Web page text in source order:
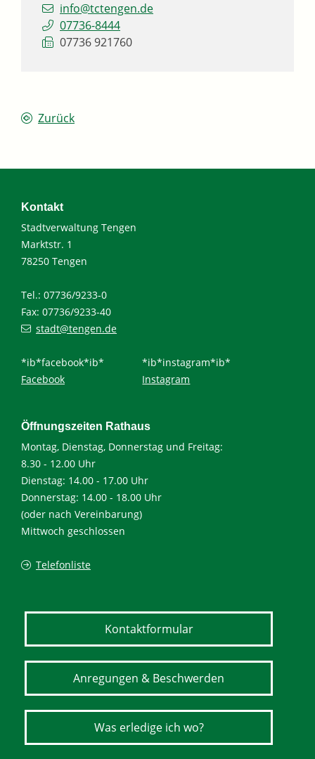
info@tctengen.de
07736-8444
07736 921760
Zurück
Kontakt
Stadtverwaltung Tengen
Marktstr. 1
78250 Tengen
Tel.: 07736/9233-0
Fax: 07736/9233-40
stadt@tengen.de
*ib*facebook*ib*
Facebook
*ib*instagram*ib*
Instagram
Öffnungszeiten Rathaus
Montag, Dienstag, Donnerstag und Freitag:
8.30 - 12.00 Uhr
Dienstag: 14.00 - 17.00 Uhr
Donnerstag: 14.00 - 18.00 Uhr
(oder nach Vereinbarung)
Mittwoch geschlossen
Telefonliste
Kontaktformular
Anregungen & Beschwerden
Was erledige ich wo?